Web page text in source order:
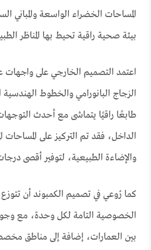
المساحات الخضراء الواسعة والمباني
بيئة صحية راقية تحيط بها المناظر
اعتمد التصميم الخارجي على واجهات
الزجاج البانورامي والخطوط
طابعًا راقيًا يتماشى مع أحدث
الداخل، فقد تم التركيز على المساحات
والإضاءة الطبيعية، لتوفير أقصى
كما رُوعي في تصميم الكمبوند أن
الخصوصية التامة لكل وحدة، مع
بين العمارات، إضافة إلى مناطق